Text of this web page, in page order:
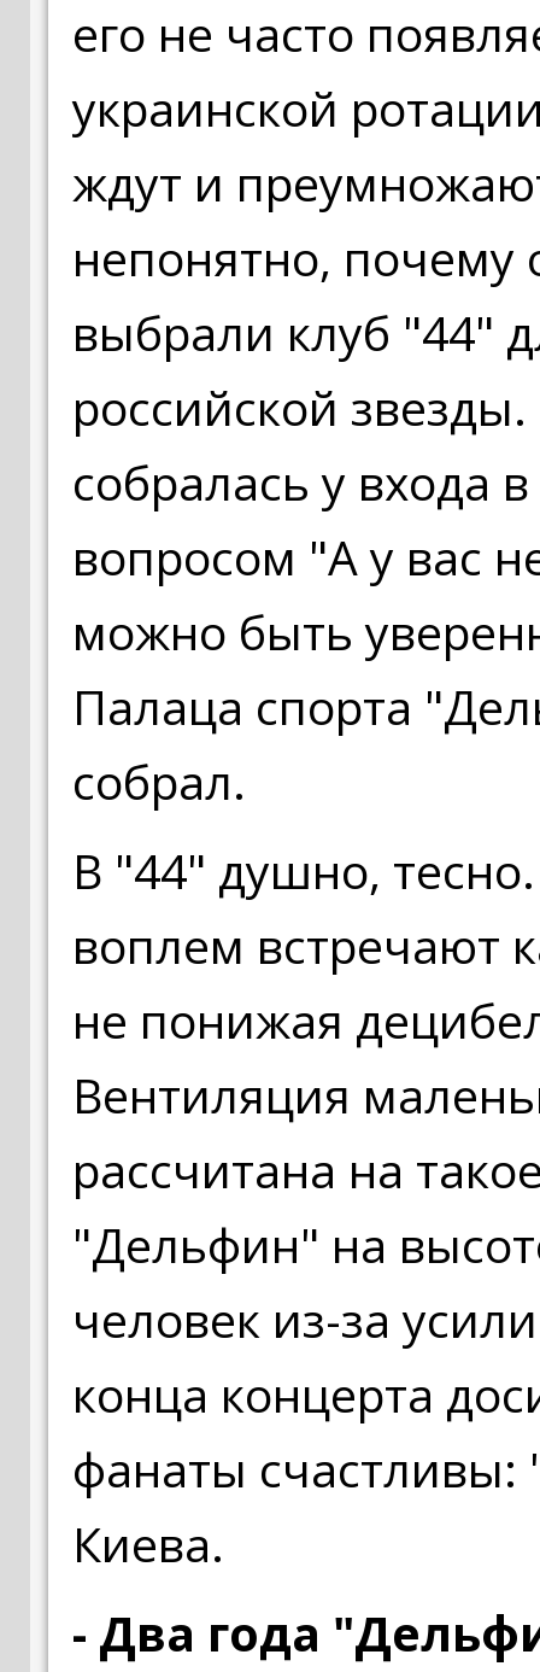
его не часто
украинской
ждут и
непонятно, почему
выбрали клуб "44"
российской
собралась у входа
вопросом "А у вас
можно быть
Палаца спорта
собрал.
В "44" душно,
воплем встречают
не понижая
Вентиляция
рассчитана на
"Дельфин" на
человек из-за
конца концерта
фанаты
Киева.
- Два года